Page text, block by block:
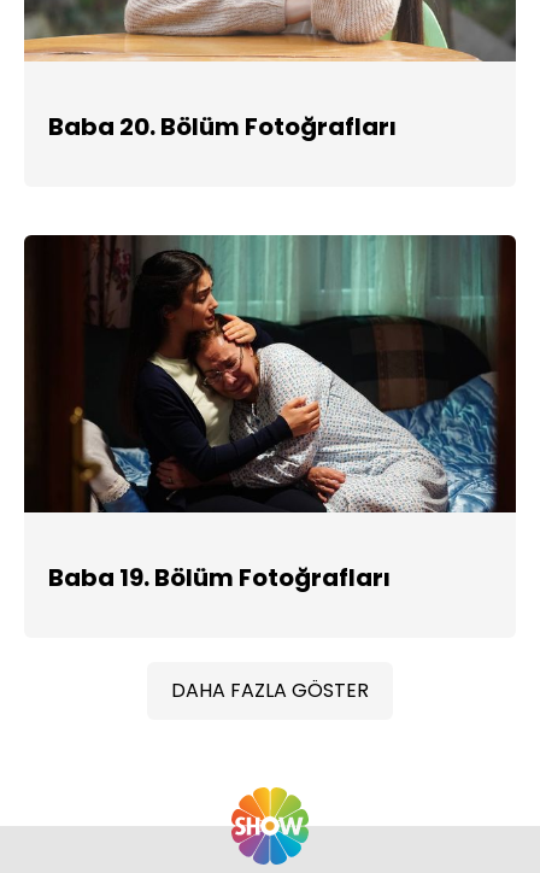
Baba 20. Bölüm Fotoğrafları
Baba 19. Bölüm Fotoğrafları
DAHA FAZLA GÖSTER